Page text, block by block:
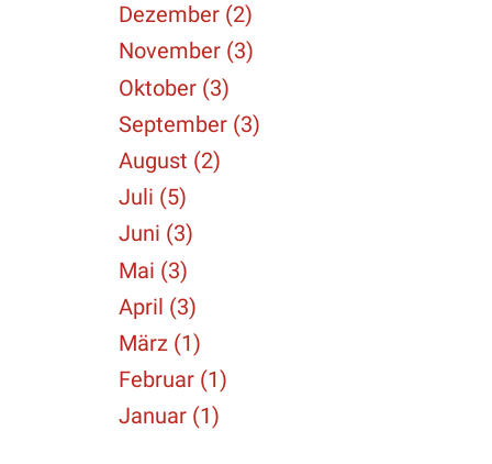
Dezember (2)
November (3)
Oktober (3)
September (3)
August (2)
Juli (5)
Juni (3)
Mai (3)
April (3)
März (1)
Februar (1)
Januar (1)